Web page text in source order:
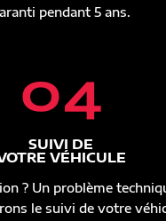
pendant 5 ans.
04
SUIVI DE
VÉHICULE
? Un problème
le suivi de votre